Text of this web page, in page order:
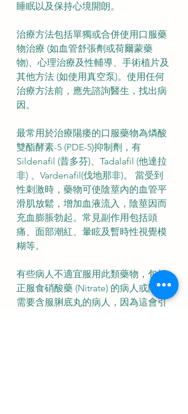
睡眠以及保持心境開朗。
治療方法包括單獨或合併使用口服藥
物治療 (如血管舒張劑或荷爾蒙藥
物)、心理治療及性輔導、手術植片及
其他方法 (如使用真空泵)。使用任何
治療方法前，應先諮詢醫生，找出病
因。
最常用於治療陽痿的口服藥物為燐酸
雙酯酵素-5 (PDE-5)抑制劑，有
Sildenafil (昔多芬)、Tadalafil (他達拉
非) 、Vardenafil(伐地那非)。 當受到
性刺激時，藥物可使陰莖內的血管平
滑肌放鬆，增加血液流入，陰莖因而
充血膨脹勃起。常見副作用包括頭
痛、面部潮紅、暈眩及暫時性視覺模
糊等。
有些病人不適宜服用此類藥物，包括
正服食硝酸藥 (Nitrate) 的病人或間中
需要含服脷底丸的病人，因為這會引